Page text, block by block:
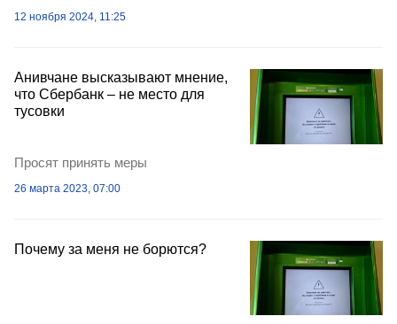
12 ноября 2024, 11:25
Анивчане высказывают мнение,
что Сбербанк – не место для
тусовки
Просят принять меры
26 марта 2023, 07:00
Почему за меня не борются?